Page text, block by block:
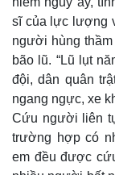
sĩ của lực lượng
người hùng
bão lũ. “Lũ lụt
đội, dân quân
ngang ngực, xe
Cứu người liên
trường hợp có
em đều được